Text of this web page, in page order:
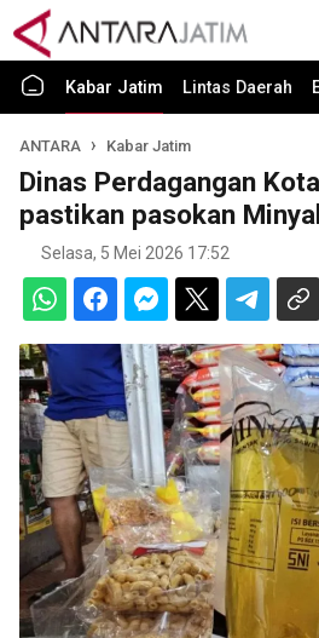
Kabar Jatim Lintas Daerah
ANTARA Kabar Jatim
Dinas Perdagangan
pastikan pasokan
Selasa, 5 Mei 2026 17:52